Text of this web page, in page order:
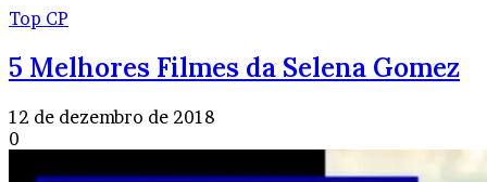
Top CP
5 Melhores Filmes da Selena Gomez
12 de dezembro de 2018
0